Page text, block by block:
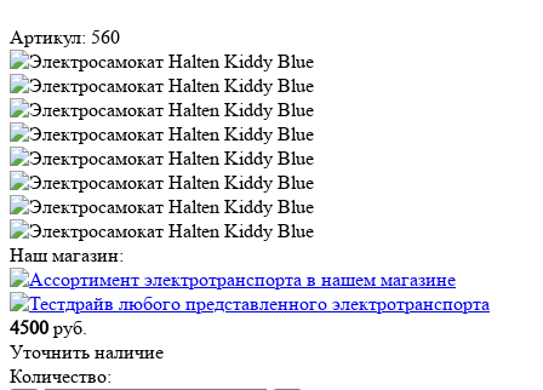
Артикул: 560
Наш магазин:
4500 руб.
Уточнить наличие
Количество: